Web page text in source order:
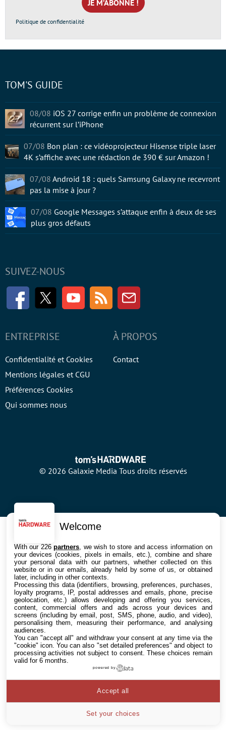
*
Politique de confidentialité
SUIVEZ-NOUS
FacebookTwitter Youtube RSS Newsletter
ENTREPRISE
Confidentialité et Cookies
Mentions légales et CGU
Préférences Cookies
Qui sommes nous
À PROPOS
Contact
© 2026 Galaxie Media Tous droits réservés
TOM'S GUIDE
08/08 iOS 27 corrige enfin un problème de connexion
récurrent sur l’iPhone
07/08 Bon plan : ce vidéoprojecteur Hisense triple laser
4K s’affiche avec une rédaction de 390 € sur Amazon !
07/08 Android 18 : quels Samsung Galaxy ne recevront
pas la mise à jour ?
07/08 Google Messages s’attaque enfin à deux de ses
plus gros défauts
Welcome
With our 226partners , we wish to store and access information on
your devices (cookies, pixels in emails, etc.), combine and share
your personal data with our partners, whether collected on this
website or in our emails, already held by some of us, or obtained
later, including in other contexts.
Processing this data (identifiers, browsing, preferences, purchases,
loyalty programs, IP, postal addresses and emails, phone, precise
geolocation, etc.) allows developing and offering you services,
content, commercial offers and ads across your devices and
screens (including by email, post, SMS, phone, audio, and video),
personalising them, measuring their performance, and analysing
audiences.
You can "accept all" and withdraw your consent at any time via the
"cookie" icon. You can also "set detailed preferences" and object to
processing activities not subject to consent. These choices remain
valid for 6 months.
powered by
Set your choices
Accept all